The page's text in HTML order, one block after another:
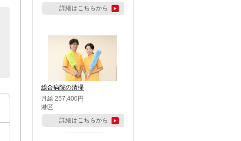
詳細はこちらから
総合病院の清掃
月給 257,400円
港区
詳細はこちらから